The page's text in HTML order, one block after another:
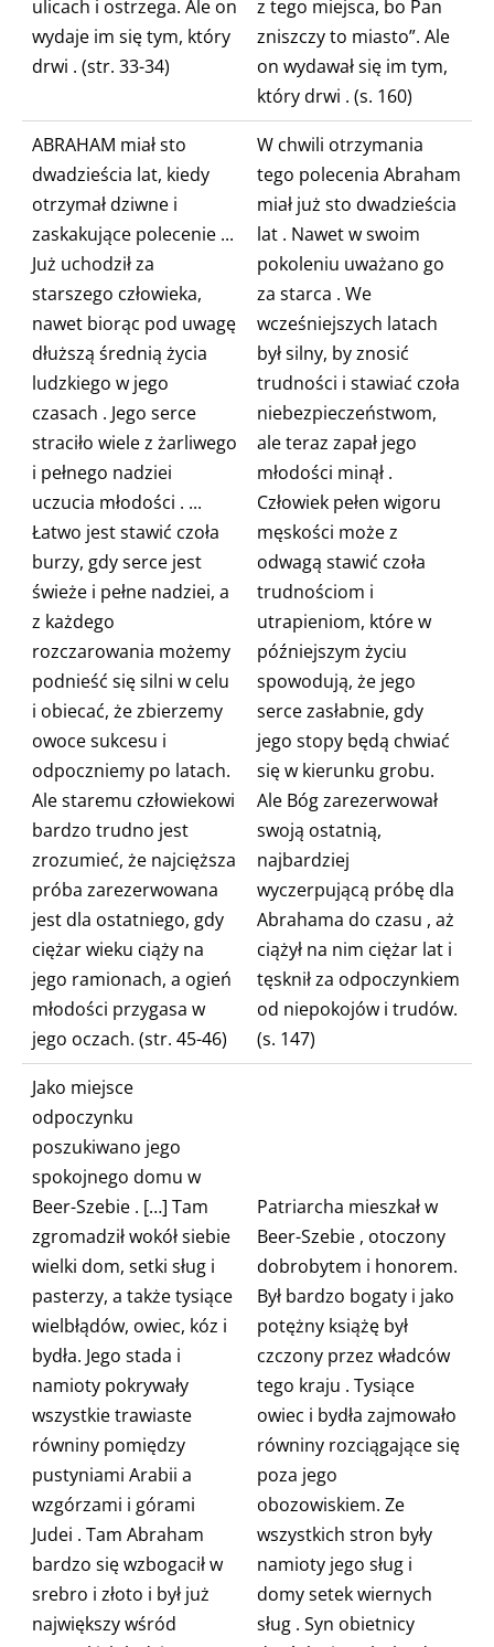
ulicach i ostrzega. Ale on
wydaje im się tym, który
drwi . (str. 33-34)
z tego miejsca, bo Pan
zniszczy to miasto”. Ale
on wydawał się im tym,
który drwi . (s. 160)
ABRAHAM miał sto
dwadzieścia lat, kiedy
otrzymał dziwne i
zaskakujące polecenie...
Już uchodził za
starszego człowieka,
nawet biorąc pod uwagę
dłuższą średnią życia
ludzkiego w jego
czasach . Jego serce
straciło wiele z żarliwego
i pełnego nadziei
uczucia młodości . ...
Łatwo jest stawić czoła
burzy, gdy serce jest
świeże i pełne nadziei, a
z każdego
rozczarowania możemy
podnieść się silni w celu
i obiecać, że zbierzemy
owoce sukcesu i
odpoczniemy po latach.
Ale staremu człowiekowi
bardzo trudno jest
zrozumieć, że najcięższa
próba zarezerwowana
jest dla ostatniego, gdy
ciężar wieku ciąży na
jego ramionach, a ogień
młodości przygasa w
jego oczach. (str. 45-46)
W chwili otrzymania
tego polecenia Abraham
miał już sto dwadzieścia
lat. Nawet w swoim
pokoleniu uważano go
za starca . We
wcześniejszych latach
był silny, by znosić
trudności i stawiać czoła
niebezpieczeństwom,
ale teraz zapał jego
młodości minął.
Człowiek pełen wigoru
męskości może z
odwagą stawić czoła
trudnościom i
utrapieniom, które w
późniejszym życiu
spowodują, że jego
serce zasłabnie, gdy
jego stopy będą chwiać
się w kierunku grobu.
Ale Bóg zarezerwował
swoją ostatnią,
najbardziej
wyczerpującą próbę dla
Abrahama do czasu , aż
ciążył na nim ciężar lat i
tęsknił za odpoczynkiem
od niepokojów i trudów.
(s. 147)
Jako miejsce
odpoczynku
poszukiwano jego
spokojnego domu w
Beer-Szebie . […] Tam
zgromadziłwokół siebie
wielki dom, setki sług i
pasterzy, a także tysiące
wielbłądów, owiec, kóz i
bydła. Jego stada i
namioty pokrywały
wszystkie trawiaste
równiny pomiędzy
pustyniami Arabii a
wzgórzami i górami
Judei . Tam Abraham
bardzo się wzbogacił w
srebro i złoto i był już
największy wśród
Patriarcha mieszkał w
Beer-Szebie, otoczony
dobrobytem i honorem.
Był bardzo bogaty i jako
potężny książę był
czczony przez władców
tego kraju . Tysiące
owiec i bydła zajmowało
równiny rozciągające się
poza jego
obozowiskiem. Ze
wszystkich stron były
namioty jego sług i
domy setek wiernych
sług. Syn obietnicy